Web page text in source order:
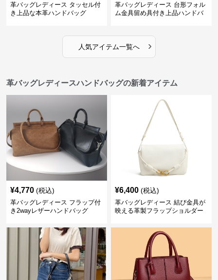
革バッグレディース タッセル付
き上品な本革ハンドバッグ
革バッグレディース 台形フォル
ム金具留め具付き上品ハンドバ
人気アイテム一覧へ ›
革バッグレディースハンドバッグの新着アイテム
¥4,770 (税込)
革バッグレディース フラップ付
き2wayレザーハンドバッグ
¥6,400 (税込)
革バッグレディース 結び金具が
映える革製フラップショルダー